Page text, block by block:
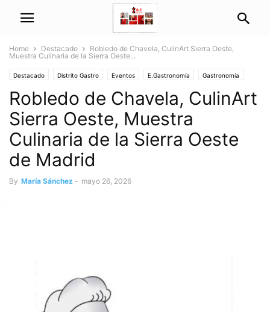
Home Destacado
Robledo de Chavela, CulinArt Sierra Oeste,
Muestra Culinaria de la Sierra Oeste...
Destacado Distrito Gastro Eventos E.Gastronomía Gastronomía
Gourmet
Robledo de Chavela, CulinArt
Sierra Oeste, Muestra
Culinaria de la Sierra Oeste
de Madrid
By María Sánchez - mayo 26, 2026